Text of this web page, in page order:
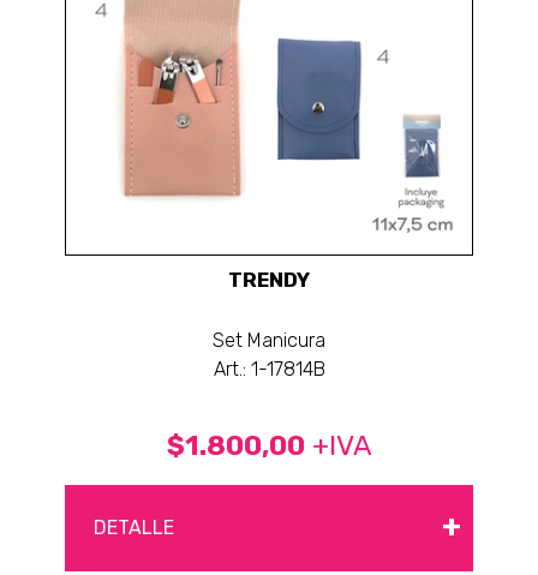
TRENDY
Set Manicura
Art.: 1-17814B
$1.800,00 +IVA
DETALLE +